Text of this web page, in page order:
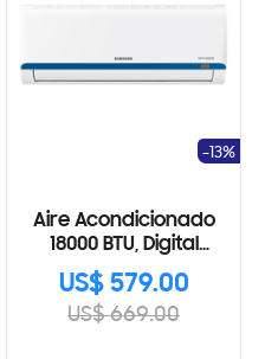
Aire Acondicionado
18000 BTU, Digital
Inverter
US$ 579.00
US$ 669.00
-13%